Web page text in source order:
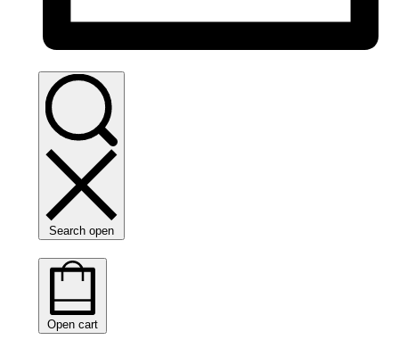
Search open
Open cart